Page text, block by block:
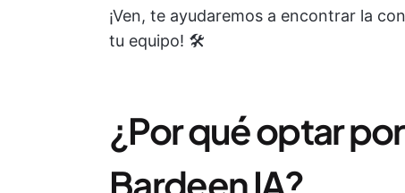
¡Ven, te ayudaremos a encontrar la
tu equipo! 🛠️
¿Por qué optar
Bardeen IA?